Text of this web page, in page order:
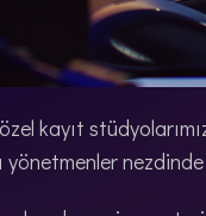
kayıt
yönetmenler